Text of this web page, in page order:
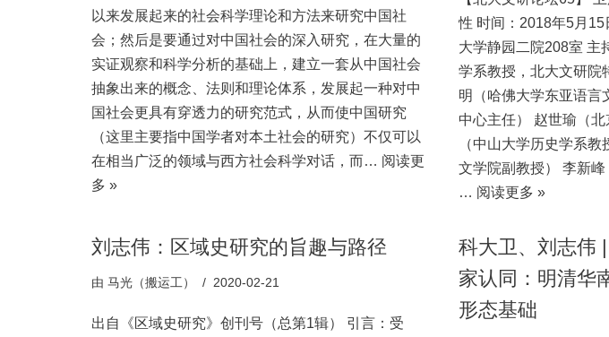
以来发展起来的社会科学理论和方法来研究中国社
会；然后是要通过对中国社会的深入研究，在大量的
实证观察和科学分析的基础上，建立一套从中国社会
抽象出来的概念、法则和理论体系，发展起一种对中
国社会更具有穿透力的研究范式，从而使中国研究
（这里主要指中国学者对本土社会的研究）不仅可以
在相当广泛的领域与西方社会科学对话，而… 阅读更
多 »
性 时间：2018年5月
大学静园二院208室 主
学系教授，北大文研院
明（哈佛大学东亚语言
中心主任） 赵世瑜（
（中山大学历史学系
文学院副教授） 李新
… 阅读更多 »
刘志伟：区域史研究的旨趣与路径
由 马光（搬运工） 2020-02-21
出自《区域史研究》创刊号（总第1辑） 引言：受
科大卫、刘志伟
家认同：明清华
形态基础